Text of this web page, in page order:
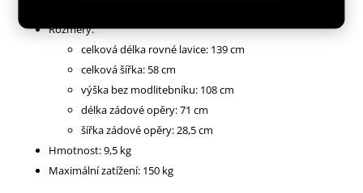
Rozměry:
celková délka rovné lavice: 139 cm
celková šířka: 58 cm
výška bez modlitebníku: 108 cm
délka zádové opěry: 71 cm
šířka zádové opěry: 28,5 cm
Hmotnost: 9,5 kg
Maximální zatížení: 150 kg